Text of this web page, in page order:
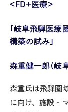
＜FD+医療＞
「岐阜飛騨医
構築の試み」
森重健一郎（岐
森重氏は飛騨圏
に向け、施設・